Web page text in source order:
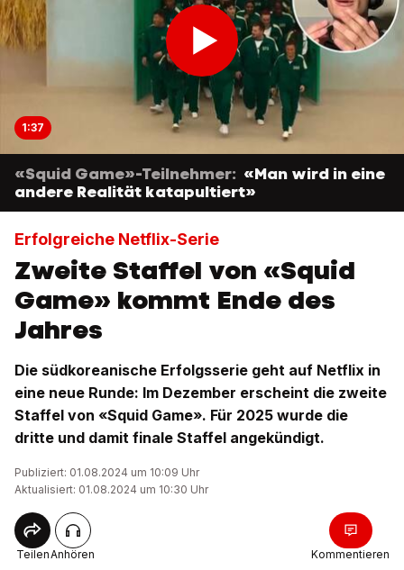
1:37
«Squid Game»-Teilnehmer: «Man wird in eine
andere Realität katapultiert»
Erfolgreiche Netflix-Serie
Zweite Staffel von «Squid
Game» kommt Ende des
Jahres
Die südkoreanische Erfolgsserie geht auf Netflix in
eine neue Runde: Im Dezember erscheint die zweite
Staffel von «Squid Game». Für 2025 wurde die
dritte und damit finale Staffel angekündigt.
Publiziert: 01.08.2024 um 10:09 Uhr
Aktualisiert: 01.08.2024 um 10:30 Uhr
TeilenAnhören Kommentieren